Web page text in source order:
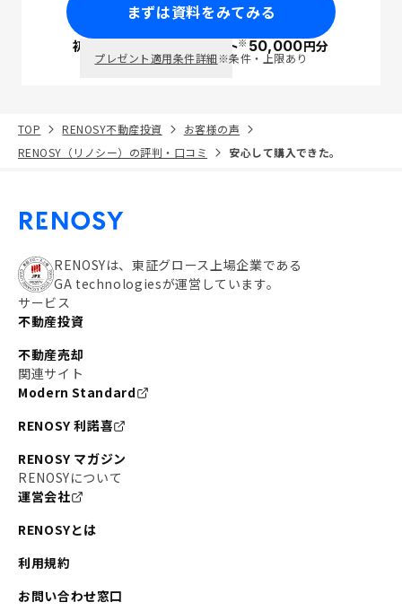
まずは資料をみてみる
初回面談で ポイント※50,000円分
プレゼント適用条件詳細※条件・上限あり
TOP RENOSY不動産投資
お客様の声
RENOSY（リノシー）の評判・口コミ
安心して購入できた。
RENOSYは、東証グロース上場企業である
GA technologiesが運営しています。
サービス
不動産投資
不動産売却
関連サイト
Modern Standard
RENOSY 利諾喜
RENOSY マガジン
RENOSYについて
運営会社
RENOSYとは
利用規約
お問い合わせ窓口